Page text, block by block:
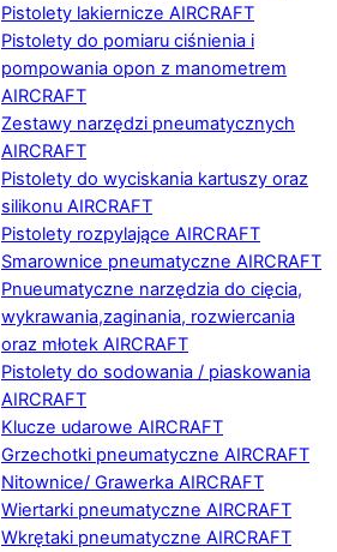
Pistolety lakiernicze AIRCRAFT
Pistolety do pomiaru ciśnienia i
pompowania opon z manometrem
AIRCRAFT
Zestawy narzędzi pneumatycznych
AIRCRAFT
Pistolety do wyciskania kartuszy oraz
silikonu AIRCRAFT
Pistolety rozpylające AIRCRAFT
Smarownice pneumatyczne AIRCRAFT
Pnueumatyczne narzędzia do cięcia,
wykrawania,zaginania, rozwiercania
oraz młotek AIRCRAFT
Pistolety do sodowania / piaskowania
AIRCRAFT
Klucze udarowe AIRCRAFT
Grzechotki pneumatyczne AIRCRAFT
Nitownice/ Grawerka AIRCRAFT
Wiertarki pneumatyczne AIRCRAFT
Wkrętaki pneumatyczne AIRCRAFT